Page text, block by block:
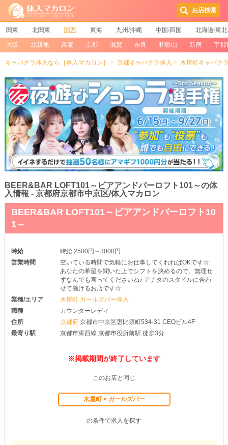
お店検索
関東 北関東 関西 東海 九州/沖縄 中国/四国 北海道/東北
大阪 北新地 兵庫 京都 滋賀 奈良 和歌山 新宿 宇都
キャバクラ体入なら［体入マカロン］ 京都キャバクラ体入 木屋町キャバク
BEER&BAR LOFT101～ビアアンドバーロフト101～の体
入情報 - 京都府京都市中京区/体入マカロン
BEER&BAR LOFT101～ビアアンドバーロフト10
1～
時給
時給 2500円～3000円
営業時間
空いている時間で気軽にお仕事してくれればOKです☆
あなたの希望を聞いた上でシフトを決めるので、無理せ
ずなんでも言ってくださいね♪ アナタのスタイルに合わ
せて働けるお店です☆
業種/エリア
木屋町 ガールズバー体入
職種
カウンターレディ
住所
京都府京都市中京区恵比須町534-31 CEOビル4F
最寄り駅
京都市東西線 京都市役所前駅 徒歩3分
※掲載期間が終了しています
このお店と同じ
木屋町 × ガールズバー
の条件で求人を探す